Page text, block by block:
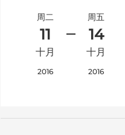
周二
11
十月
2016
周五
14
十月
2016